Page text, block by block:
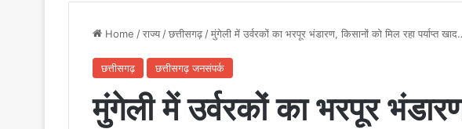
Home /राज्य /छत्तीसगढ़ /मुंगेली में उर्वरकों का भरपूर भंडारण, किसानों को मिल रहा पर्याप्त
छत्तीसगढ़ छत्तीसगढ़ जनसंपर्क
मुंगेली में उर्वरकों का भरपूर